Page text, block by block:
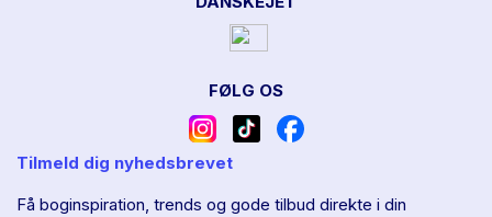
FØLG OS
Tilmeld dig nyhedsbrevet
Få boginspiration, trends og gode tilbud direkte i din